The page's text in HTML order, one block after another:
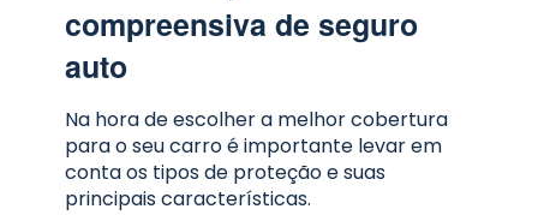
compreensiva de seguro
auto
Na hora de escolher a melhor cobertura
para o seu carro é importante levar em
conta os tipos de proteção e suas
principais características.